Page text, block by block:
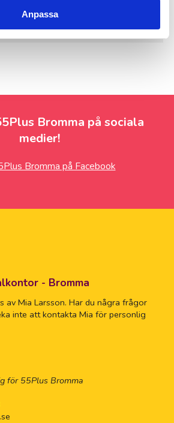
Anpassa
skattetabeller finner du här.
Bromma på sociala
medier!
- Bromma
av Mia Larsson. Har du några frågor
inte att kontakta Mia för personlig
för 55Plus Bromma